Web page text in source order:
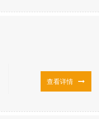
查看详情